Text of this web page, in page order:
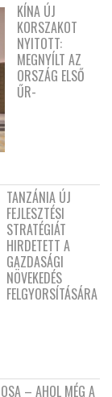
KÍNA ÚJ
KORSZAKOT
NYITOTT:
MEGNYÍLT AZ
ORSZÁG ELSŐ
ŰR-
TANZÁNIA ÚJ
FEJLESZTÉSI
STRATÉGIÁT
HIRDETETT A
GAZDASÁGI
NÖVEKEDÉS
FELGYORSÍTÁSÁRA
– AHOL MÉG A